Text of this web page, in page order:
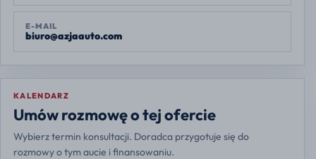
E-MAIL
biuro@azjaauto.com
KALENDARZ
Umów rozmowę o tej ofercie
Wybierz termin konsultacji. Doradca przygotuje się do
rozmowy o tym aucie i finansowaniu.
Europe/Warsaw